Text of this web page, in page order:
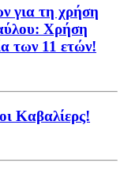
για τη χρήση
Χρήση
των 11 ετών!
Καβαλίερς!